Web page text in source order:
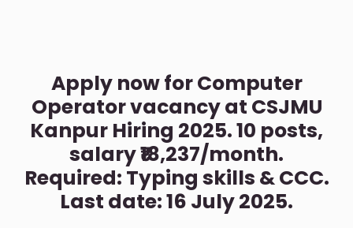
Apply now for Computer
Operator vacancy at CSJMU
Kanpur Hiring 2025. 10 posts,
salary ₹18,237/month.
Required: Typing skills & CCC.
Last date: 16 July 2025.